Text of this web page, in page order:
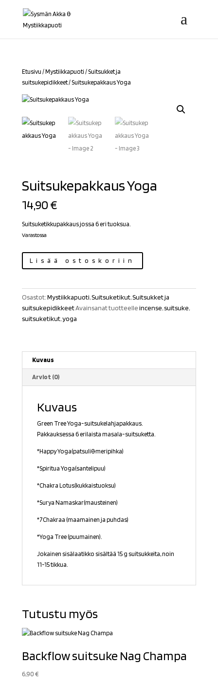
Etusivu /Mystiikkapuoti /Suitsukket ja
suitsukepidikkeet/ Suitsukepakkaus Yoga
Suitsukepakkaus Yoga
14,90€
Suitsuketikkupakkaus jossa 6 eri tuoksua.
Varastossa
Yoga
Lisää ostoskoriin
Osastot:Mystiikkapuoti,Suitsuketikut,Suitsukket ja
suitsukepidikkeetAvainsanat tuotteelleincense,suitsuke,
suitsuketikut,yoga
Kuvaus
Arviot (0)
Kuvaus
Green Tree Yoga-suitsukelahjapakkaus.
Pakkauksessa 6 erilaista masala-suitsuketta.
*Happy Yoga(patsuli&meripihka)
*Spiritua Yoga(santelipuu)
*Chakra Lotus(kukkaistuoksu)
*Surya Namaskar(mausteinen)
*7Chakraa (maamainen ja puhdas)
*Yoga Tree (puumainen).
Jokainen sisälaatikko sisältää 15 g suitsukkeita, noin
11-15 tikkua.
Tutustu myös
Backflow suitsuke Nag Champa
6,90€